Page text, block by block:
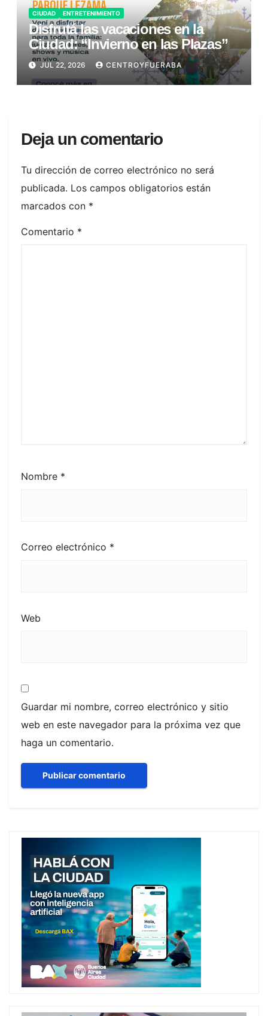
CIUDAD ENTRETENIMIENTO
Disfrutá las vacaciones en la
Ciudad: “Invierno en las Plazas”
JUL 22, 2026 CENTROYFUERABA
Deja un comentario
Tu dirección de correo electrónico no será
publicada. Los campos obligatorios están
marcados con *
Comentario *
Nombre *
Correo electrónico *
Web
Guardar mi nombre, correo electrónico y sitio
web en este navegador para la próxima vez que
haga un comentario.